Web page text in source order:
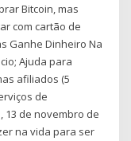
Bitcoin, mas
com cartão de
Ganhe Dinheiro Na
Ajuda para
afiliados (5
de
13 de novembro de
na vida para ser